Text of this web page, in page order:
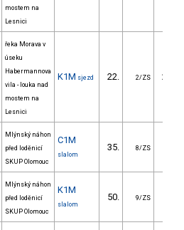
mostem na
Lesnici
řeka Morava v
úseku
Habermannova
vila - louka nad
mostem na
Lesnici
K1M sjezd 22. 2/ZS
Mlýnský náhon
před loděnicí
SKUP Olomouc
C1M
slalom
35. 8/ZS
Mlýnský náhon
před loděnicí
SKUP Olomouc
K1M
slalom
50. 9/ZS